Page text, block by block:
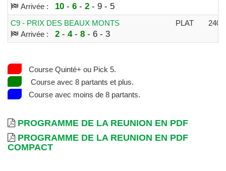
Arrivée :
10- 6- 2- 9 - 5
C9 - PRIX DES BEAUX MONTS
Arrivée :
2- 4- 8- 6 - 3
PLAT
Course Quinté+ ou Pick 5.
Course avec 8 partants et plus.
Course avec moins de 8 partants.
PROGRAMME DE LA REUNION EN PDF
PROGRAMME DE LA REUNION EN PDF
COMPACT